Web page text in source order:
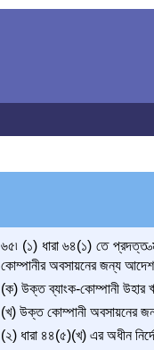
৬৫৷ (১) ধারা ৬৪(১) তে প্রদত্ত
কোম্পানীর অবসায়নের জন্য আদেশ
(ক) উক্ত ব্যাংক-কোম্পানী উহার
(খ) উক্ত কোম্পানী অবসায়নের
(২) ধারা ৪৪(৫)(খ) এর অধীন